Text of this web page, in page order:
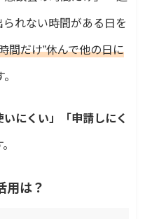
れない時間がある日を
間だけ”休んで他の日に
いにくい」「申請しにく
用は？